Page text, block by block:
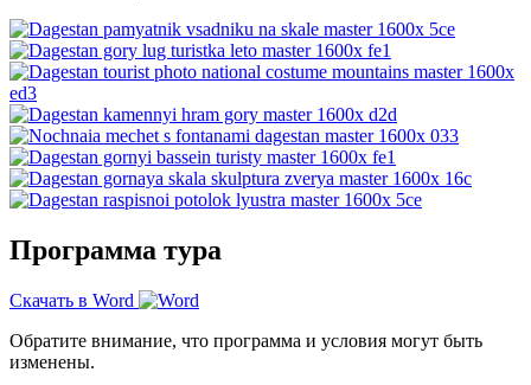
Программа тура
Скачать в Word
Обратите внимание, что программа и условия могут быть
изменены.